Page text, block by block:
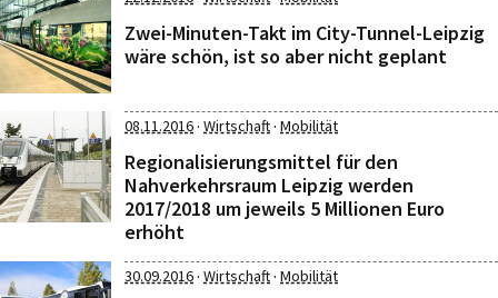
Zwei-Minuten-Takt im City-Tunnel-Leipzig
wäre schön, ist so aber nicht geplant
08.11.2016· Wirtschaft· Mobilität
Regionalisierungsmittel für den
Nahverkehrsraum Leipzig werden
2017/2018 um jeweils 5 Millionen Euro
erhöht
30.09.2016· Wirtschaft· Mobilität